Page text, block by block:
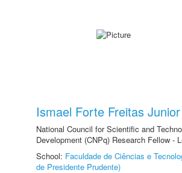
Ismael Forte Freitas Junior
National Council for Scientific and
Development (CNPq) Research Fellow -
School: Faculdade de Ciências e
de Presidente Prudente)